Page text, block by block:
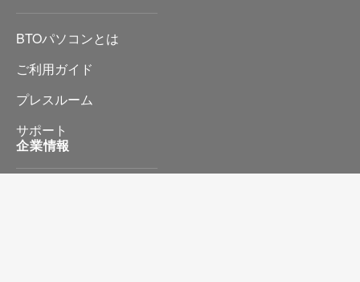
BTOパソコンとは
ご利用ガイド
プレスルーム
サポート
企業情報